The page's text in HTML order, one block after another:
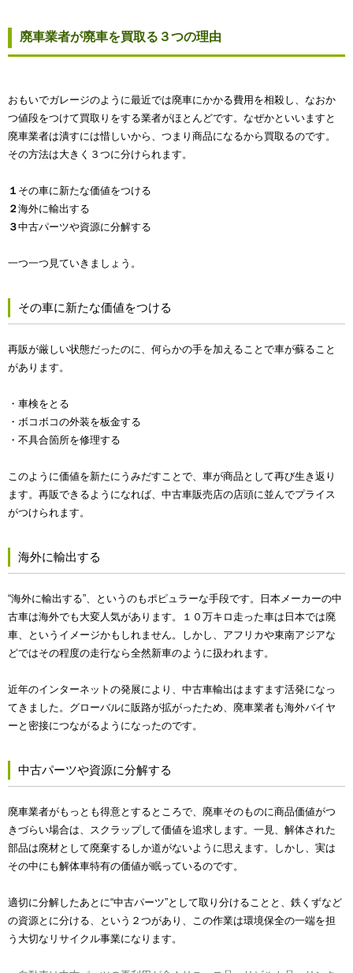
廃車業者が廃車を買取る３つの理由
おもいでガレージのように最近では廃車にかかる費用を相殺し、なおか
つ値段をつけて買取りをする業者がほとんどです。なぜかといいますと
廃車業者は潰すには惜しいから、つまり商品になるから買取るのです。
その方法は大きく３つに分けられます。
１ その車に新たな価値をつける
２海外に輸出する
３中古パーツや資源に分解する
一つ一つ見ていきましょう。
その車に新たな価値をつける
再販が厳しい状態だったのに、何らかの手を加えることで車が蘇ること
があります。
・車検をとる
・ボコボコの外装を板金する
・不具合箇所を修理する
このように価値を新たにうみだすことで、車が商品として再び生き返り
ます。再販できるようになれば、中古車販売店の店頭に並んでプライス
がつけられます。
海外に輸出する
“海外に輸出する”、というのもポピュラーな手段です。日本メーカーの中
古車は海外でも大変人気があります。１０万キロ走った車は日本では廃
車、というイメージかもしれません。しかし、アフリカや東南アジアな
どではその程度の走行なら全然新車のように扱われます。
近年のインターネットの発展により、中古車輸出はますます活発になっ
てきました。グローバルに販路が拡がったため、廃車業者も海外バイヤ
ーと密接につながるようになったのです。
中古パーツや資源に分解する
廃車業者がもっとも得意とするところで、廃車そのものに商品価値がつ
きづらい場合は、スクラップして価値を追求します。一見、解体された
部品は廃材として廃棄するしか道がないように思えます。しかし、実は
その中にも解体車特有の価値が眠っているのです。
適切に分解したあとに“中古パーツ”として取り分けることと、鉄くずなど
の資源とに分ける、という２つがあり、この作業は環境保全の一端を担
う大切なリサイクル事業になります。